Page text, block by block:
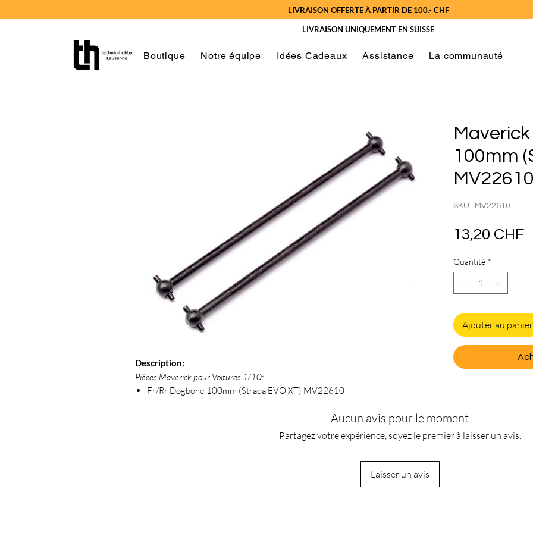
LIVRAISON OFFERTE À PARTIR DE 100.- CHF
LIVRAISON UNIQUEMENT EN SUISSE
Boutique Notre équipe Idées Cadeaux Assistance La communauté
Description:
Pièces Maverick pour Voitures 1/10:
Fr/Rr Dogbone 100mm (Strada EVO XT) MV22610
100mm
MV22610
SKU : MV22610
13,20 CHF
Quantité *
Ajouter au panier
Aucun avis pour le moment
Partagez votre expérience, soyez le premier à laisser un avis.
Laisser un avis